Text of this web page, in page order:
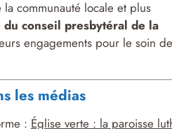
communauté locale et plus
conseil presbytéral de la
engagements pour le soin
les médias
: Église verte : la paroisse